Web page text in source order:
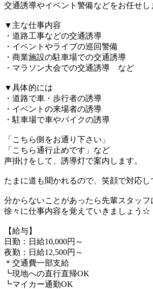
交通誘導やイベント警備などをお任せし
▼主な仕事内容
・道路工事などの交通誘導
・イベントやライブの巡回警備
・商業施設の駐車場での交通誘導
・マラソン大会での交通誘導 など
▼具体的には
・道路で車・歩行者の誘導
・イベントの来場者の誘導
・駐車場で車やバイクの誘導
「こちら側をお通り下さい」
「こちら通行止めです」など
声掛けをして、誘導灯で案内します。
たまに道も聞かれるので、笑顔で対応
分からないことがあったら先輩スタッフ
徐々に仕事内容を覚えていきましょう☆
【給与】
日勤：日給10,000円～
夜勤：日給12,500円～
＊交通費一部支給
┗現地への直行直帰OK
┗マイカー通勤OK